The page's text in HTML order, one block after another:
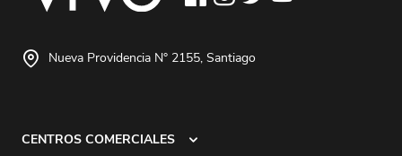
Nueva Providencia N° 2155, Santiago
CENTROS COMERCIALES